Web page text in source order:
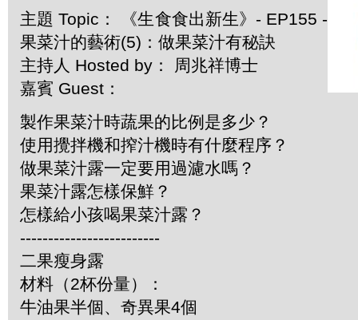
主題 Topic： 《生食食出新生》- EP155 -
果菜汁的藝術(5)：做果菜汁有秘訣
主持人 Hosted by： 周兆祥博士
嘉賓 Guest：
製作果菜汁時蔬果的比例是多少？
使用攪拌機和搾汁機時有什麼程序？
做果菜汁露一定要用過濾水嗎？
果菜汁露怎樣保鮮？
怎樣給小孩喝果菜汁露？
-------------------------
二果瘦身露
材料（2杯份量）：
牛油果半個、奇異果4個